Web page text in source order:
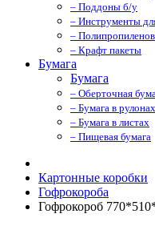
– Поддоны б/у
– Инструменты
–
– Крафт пакеты
Бумага
Бумага
– Оберточная
– Бумага в рулонах
– Бумага в листах
– Пищевая бумага
Картонные коробки
Гофрокороба
Гофрокороб